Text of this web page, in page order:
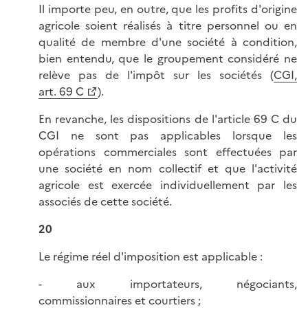
Il importe peu, en outre, que les profits d'origine
agricole soient réalisés à titre personnel ou en
qualité de membre d'une société à condition,
bien entendu, que le groupement considéré ne
relève pas de l'impôt sur les sociétés (CGI,
art. 69 C
).
En revanche, les dispositions de l'article 69 C du
CGI ne sont pas applicables lorsque les
opérations commerciales sont effectuées par
une société en nom collectif et que l'activité
agricole est exercée individuellement par les
associés de cette société.
20
Le régime réel d'imposition est applicable :
- aux importateurs, négociants,
commissionnaires et courtiers ;